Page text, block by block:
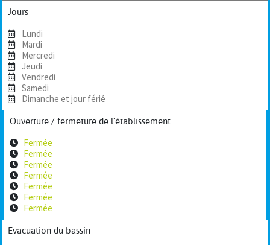
Jours
Lundi
Mardi
Mercredi
Jeudi
Vendredi
Samedi
Dimanche et jour férié
Ouverture / fermeture de l'établissement
Fermée
Fermée
Fermée
Fermée
Fermée
Fermée
Fermée
Evacuation du bassin